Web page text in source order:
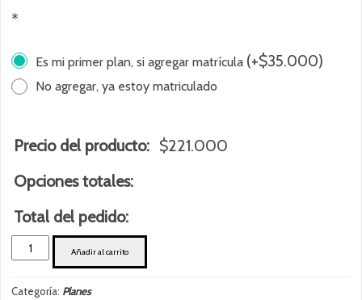
*
Es mi primer plan, si agregar matrícula (+$35.000)
No agregar, ya estoy matriculado
Precio del producto: $221.000
Opciones totales:
Total del pedido:
PLAN
SEMESTRAL
NIÑOS
Añadir al carrito
Categoría: Planes